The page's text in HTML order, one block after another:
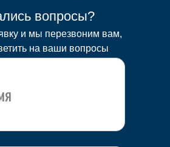
вопросы?
и мы перезвоним вам,
на ваши вопросы